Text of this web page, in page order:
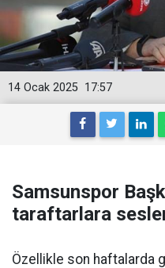
17:57
14 Ocak 2025
Samsunspor
taraftarlara
Özellikle son haftalarda